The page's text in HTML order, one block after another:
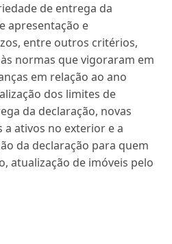
de entrega da
apresentação e
entre outros critérios,
normas que vigoraram em
em relação ao ano
dos limites de
da declaração, novas
ativos no exterior e a
da declaração para quem
atualização de imóveis pelo